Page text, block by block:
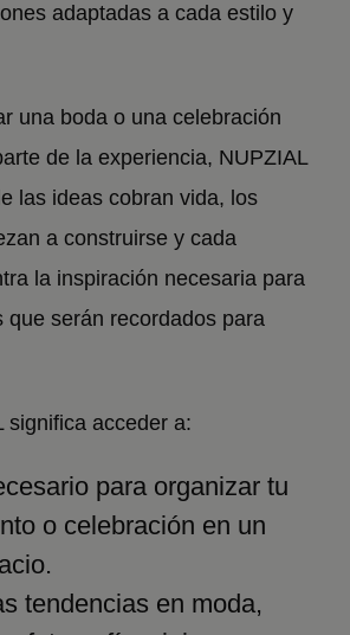
adaptadas a cada estilo y
una boda o una celebración
de la experiencia, NUPZIAL
las ideas cobran vida, los
a construirse y cada
la inspiración necesaria para
que serán recordados para
significa acceder a:
para organizar tu
o celebración en un
tendencias en moda,